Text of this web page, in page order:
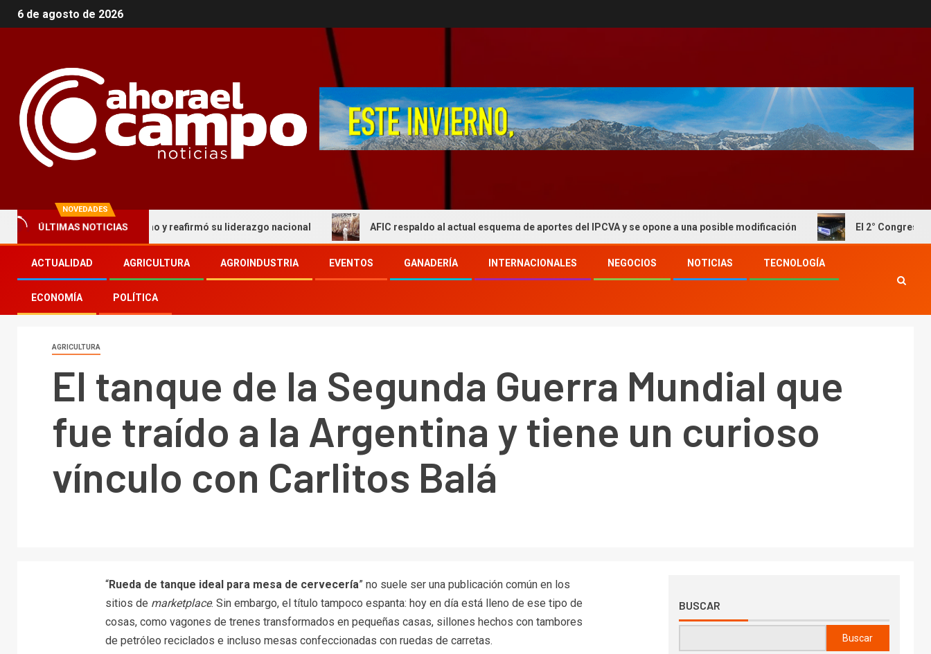
6 de agosto de 2026
NOVEDADES
ÚLTIMAS NOTICIAS
historia en Palermo y reafirmó su liderazgo nacional AFIC respaldo al actual esquema de aportes del IPCVA y se opone a una posible modificación El 2° Congreso de Forrajes
ACTUALIDAD AGRICULTURA AGROINDUSTRIA EVENTOS GANADERÍA INTERNACIONALES NEGOCIOS NOTICIAS TECNOLOGÍA
ECONOMÍA POLÍTICA
AGRICULTURA
El tanque de la Segunda Guerra Mundial que
fue traído a la Argentina y tiene un curioso
vínculo con Carlitos Balá
“Rueda de tanque ideal para mesa de cervecería” no suele ser una publicación común en los
sitios de marketplace. Sin embargo, el título tampoco espanta: hoy en día está lleno de ese tipo de
cosas, como vagones de trenes transformados en pequeñas casas, sillones hechos con tambores
de petróleo reciclados e incluso mesas confeccionadas con ruedas de carretas.
BUSCAR
Buscar